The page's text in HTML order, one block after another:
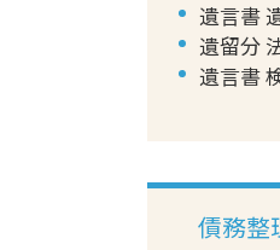
遺言書
遺留分
遺言書
債務整